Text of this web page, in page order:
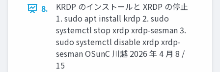
8.
KRDP のインストールと XRDP の停止
1. sudo apt install krdp 2. sudo
systemctl stop xrdp xrdp-sesman 3.
sudo systemctl disable xrdp xrdp-
sesman OSunC 川越 2026 年 4 月 8 /
15